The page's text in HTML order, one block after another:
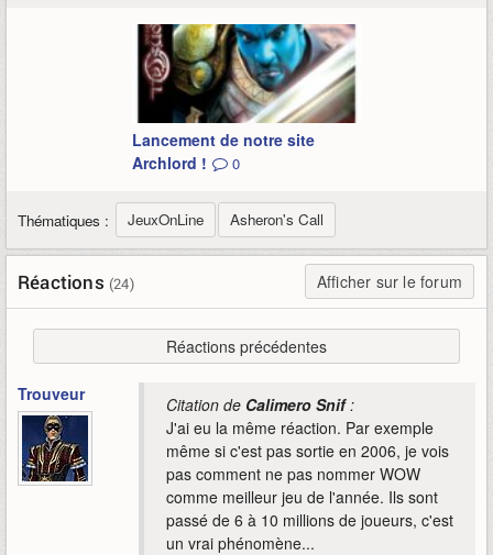
Lancement de notre site
Archlord !
0
Thématiques : JeuxOnLine Asheron's Call
Réactions (24) Afficher sur le forum
Réactions précédentes
Trouveur Citation de Calimero Snif:
J'ai eu la même réaction. Par exemple
même si c'est pas sortie en 2006, je vois
pas comment ne pas nommer WOW
comme meilleur jeu de l'année. Ils sont
passé de 6 à 10 millions de joueurs, c'est
un vrai phénomène...